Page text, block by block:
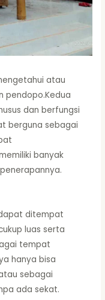
atau
pendopo.Kedua
dan berfungsi
berguna sebagai
banyak
ditempat
luas serta
tempat
hanya bisa
sebagai
ada sekat.